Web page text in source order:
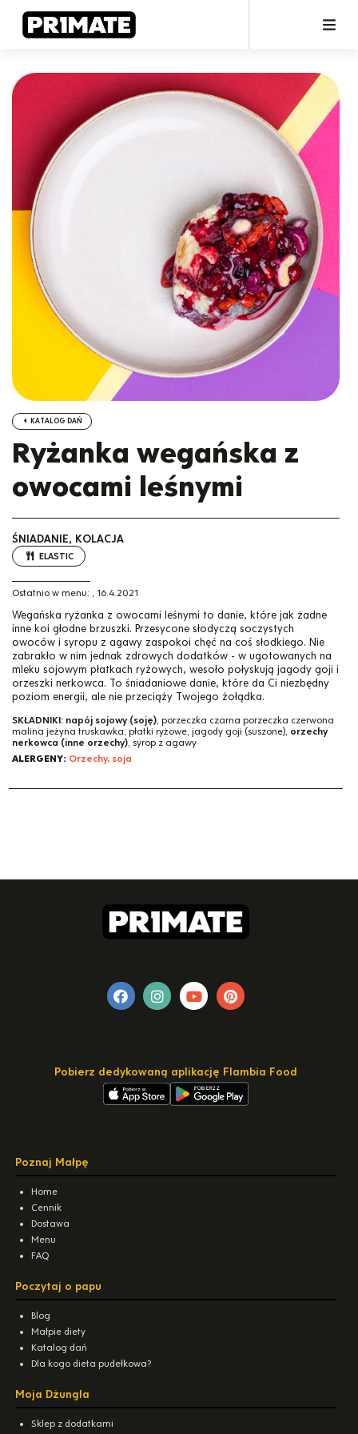
KATALOG DAŃ
Ryżanka wegańska z
owocami leśnymi
ŚNIADANIE, KOLACJA
ELASTIC
Ostatnio w menu: , 16.4.2021
Wegańska ryżanka z owocami leśnymi to danie, które jak żadne
inne koi głodne brzuszki. Przesycone słodyczą soczystych
owoców i syropu z agawy zaspokoi chęć na coś słodkiego. Nie
zabrakło w nim jednak zdrowych dodatków - w ugotowanych na
mleku sojowym płatkach ryżowych, wesoło połyskują jagody goji i
orzeszki nerkowca. To śniadaniowe danie, które da Ci niezbędny
poziom energii, ale nie przeciąży Twojego żołądka.
SKŁADNIKI: napój sojowy (soję), porzeczka czarna porzeczka czerwona
malina jeżyna truskawka, płatki ryżowe, jagody goji (suszone), orzechy
nerkowca (inne orzechy), syrop z agawy
ALERGENY: Orzechy, soja
Pobierz dedykowaną aplikację Flambia Food
Poznaj Małpę
Home
Cennik
Dostawa
Menu
FAQ
Poczytaj o papu
Blog
Małpie diety
Katalog dań
Dla kogo dieta pudełkowa?
Moja Dżungla
Sklep z dodatkami